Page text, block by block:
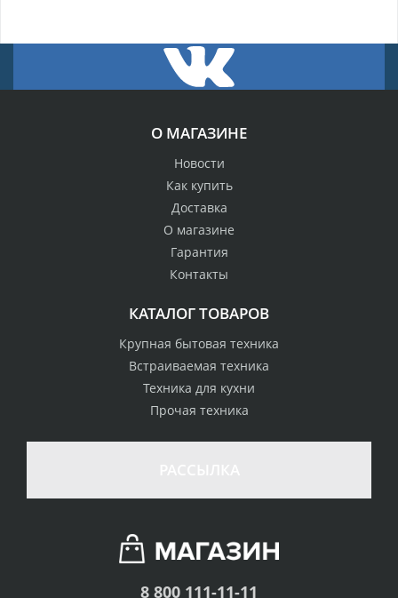
О МАГАЗИНЕ
Новости
Как купить
Доставка
О магазине
Гарантия
Контакты
КАТАЛОГ ТОВАРОВ
Крупная бытовая техника
Встраиваемая техника
Техника для кухни
Прочая техника
8 800 111-11-11